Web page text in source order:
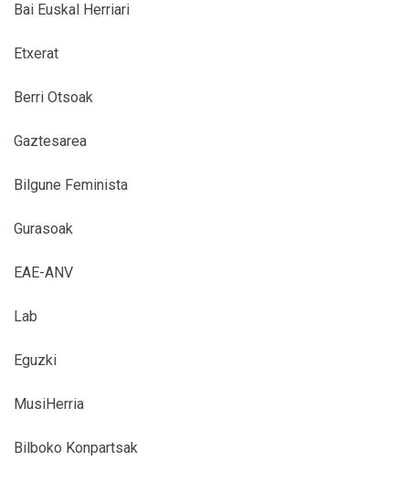
Bai Euskal Herriari
Etxerat
Berri Otsoak
Gaztesarea
Bilgune Feminista
Gurasoak
EAE-ANV
Lab
Eguzki
MusiHerria
Bilboko Konpartsak